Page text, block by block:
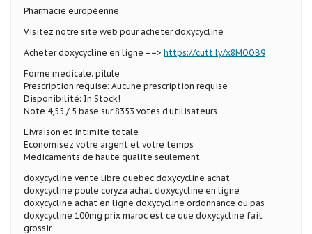
Pharmacie européenne
Visitez notre site web pour acheter doxycycline
Acheter doxycycline en ligne ==> https://cutt.ly/x8MOOB9
Forme medicale: pilule
Prescription requise: Aucune prescription requise
Disponibilité: In Stock!
Note 4,55 / 5 base sur 8353 votes d’utilisateurs
Livraison et intimite totale
Economisez votre argent et votre temps
Medicaments de haute qualite seulement
doxycycline vente libre quebec doxycycline achat
doxycycline poule coryza achat doxycycline en ligne
doxycycline achat en ligne doxycycline ordonnance ou pas
doxycycline 100mg prix maroc est ce que doxycycline fait
grossir